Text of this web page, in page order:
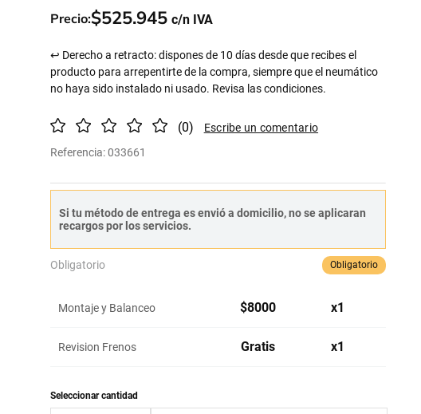
Precio:$525.945
↩ Derecho a retracto: dispones de 10 días desde que recibes el
producto para arrepentirte de la compra, siempre que el neumático
no haya sido instalado ni usado. Revisa las condiciones.
(0)
Referencia:033661
Si tu método de entrega es envió a domicilio, no se aplicaran
recargos por los servicios.
Obligatorio Obligatorio
Montaje y Balanceo $8000 x1
Revision Frenos Gratis x1